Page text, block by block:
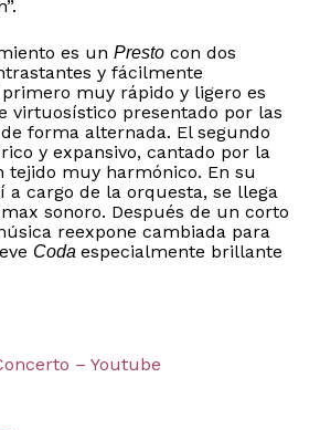
es un Prestocon dos
y fácilmente
muy rápido y ligero es
virtuosístico presentado por las
forma alternada. El segundo
y expansivo, cantado por la
tejido muy harmónico. En su
a cargo de la orquesta, se llega
sonoro. Después de un corto
reexpone cambiada para
Coda especialmente brillante
– Youtube